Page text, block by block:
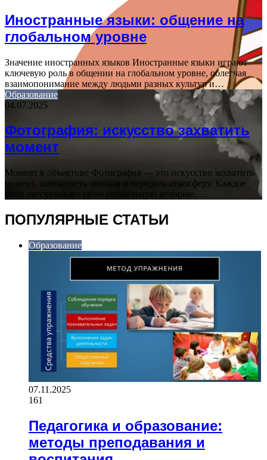
Иностранные языки: общение на
глобальном уровне
Значение иностранных языков Иностранные языки играют
ключевую роль в общении на глобальном уровне, облегчая
взаимопонимание между людьми разных культур и…
Образование
04.07.2025
Фотография: искусство захватить
момент
Момент в объективе Фотография — это искусство захватить
момент, запечатлеть эмоции и передать атмосферу. Каждое
фото рассказывает свою уникальную историю,…
ПОПУЛЯРНЫЕ СТАТЬИ
Образование
07.11.2025
161
Педагогика и образование:
методы преподавания и